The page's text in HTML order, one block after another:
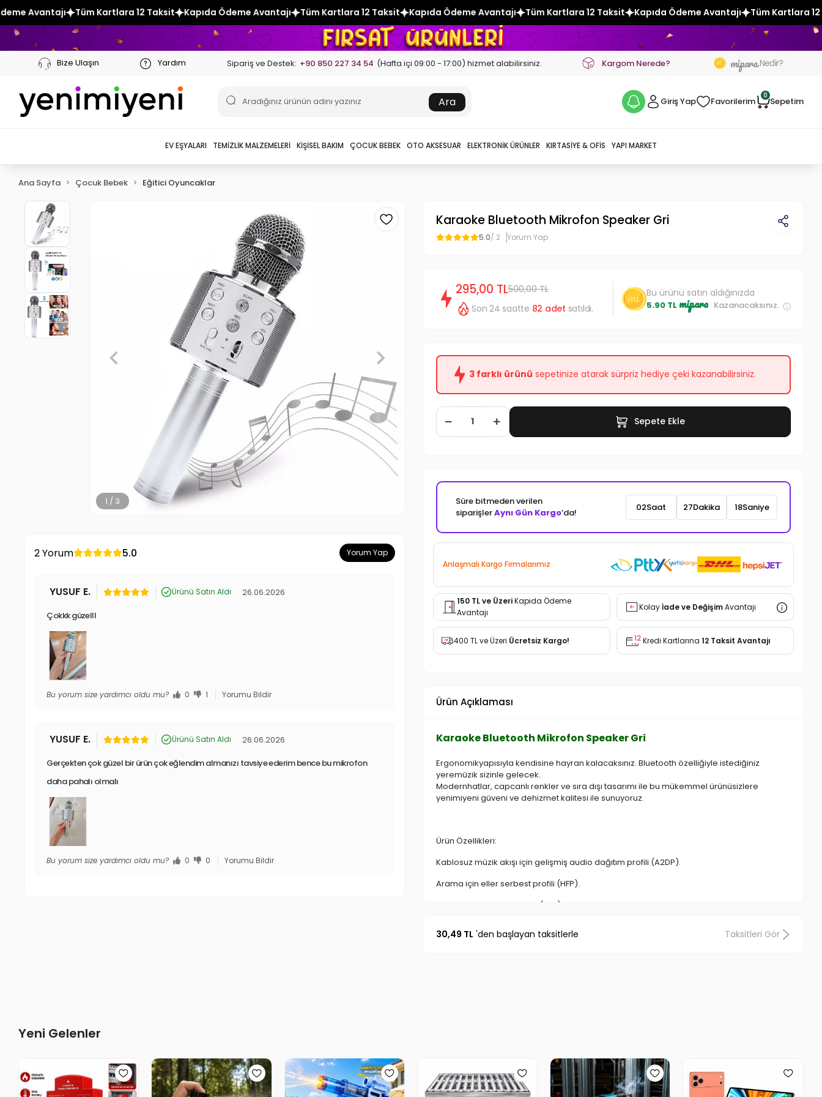
Kartlara 12 Taksit Kapıda Ödeme Avantajı Tüm Kartlara 12 Taksit Kapıda Ödeme Avantajı Tüm Kartlara 12 Taksit Kapıda Ödeme Avantajı Tüm Kartlara 12 Taksit Kapıda
Bize Ulaşın Yardım Sipariş ve Destek: +90 850 227 34 54 (Hafta içi 09:00 - 17:00) hizmet alabilirsiniz. Kargom Nerede? mipara Nedir?
Ara Giriş Yap Favorilerim
0
Sepetim
EV EŞYALARI TEMIZLIK MALZEMELERI KIŞISEL BAKIM ÇOCUK BEBEK OTO AKSESUAR ELEKTRONIK ÜRÜNLER KIRTASIYE & OFIS YAPI MARKET
Ana Sayfa Çocuk Bebek Eğitici Oyuncaklar
2 / 3
2 Yorum 5.0 Yorum Yap
YUSUF E. Ürünü Satın Aldı 26.06.2026
Çokkk güzelll
Bu yorum size yardımcı oldu mu? 0 1 Yorumu Bildir
YUSUF E. Ürünü Satın Aldı 26.06.2026
Gerçekten çok güzel bir ürün çok eğlendim almanızı tavsiye ederim bence bu mikrofon
daha pahalı olmalı
Bu yorum size yardımcı oldu mu? 0 0 Yorumu Bildir
Karaoke Bluetooth Mikrofon Speaker Gri
5.0/ 2 Yorum Yap
295,00 TL500,00 TL
Son 24 saatte 82 adet satıldı.
Bu ürünü satın aldığınızda
5.90 TL mipara Kazanacaksınız.
3 farklı ürünü sepetinize atarak sürpriz hediye çeki kazanabilirsiniz.
Sepete Ekle
Süre bitmeden verilen
siparişlerAynı Gün Kargo’da! 02Saat 27Dakika 16Saniye
Anlaşmalı Kargo Firmalarımız
150 TL ve ÜzeriKapıda Ödeme
Avantajı
Kolayİade ve DeğişimAvantajı
400 TL ve Üzeri Ücretsiz Kargo! Kredi Kartlarına 12 Taksit Avantajı
Ürün Açıklaması
Karaoke Bluetooth Mikrofon Speaker Gri
Ergonomikyapısıyla kendisine hayran kalacaksınız. Bluetooth özelliğiyle istediğiniz
yeremüzik sizinle gelecek.
Modernhatlar, capcanlı renkler ve sıra dışı tasarımı ile bu mükemmel ürünüsizlere
yenimiyeni güveni ve dehizmet kalitesi ile sunuyoruz.
Ürün Özellikleri:
Kablosuz müzik akışı için gelişmiş audio dağıtım profili (A2DP).
Arama için eller serbest profili (HFP).
33FT % 27e kadar mesafe (10M).
Buteknoloji harikası ürünün çıkardığı sese kulaklarınız inanamayacak...
30,49 TL 'den başlayan taksitlerle Taksitleri Gör
Yeni Gelenler